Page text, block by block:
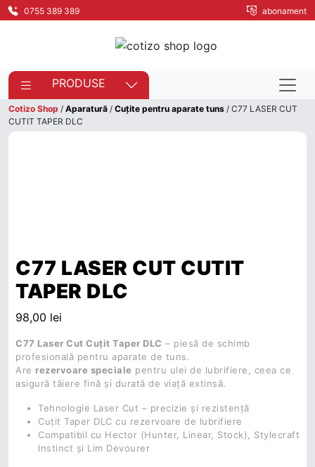
0755 389 389 abonament
PRODUSE
Cotizo Shop / Aparatură / Cuțite pentru aparate tuns / C77 LASER CUT
CUTIT TAPER DLC
C77 LASER CUT CUTIT
TAPER DLC
98,00 lei
C77 Laser Cut Cuțit Taper DLC – piesă de schimb
profesională pentru aparate de tuns.
Are rezervoare speciale pentru ulei de lubrifiere, ceea ce
asigură tăiere fină și durată de viață extinsă.
Tehnologie Laser Cut – precizie și rezistență
Cuțit Taper DLC cu rezervoare de lubrifiere
Compatibil cu Hector (Hunter, Linear, Stock), Stylecraft
Instinct și Lim Devourer